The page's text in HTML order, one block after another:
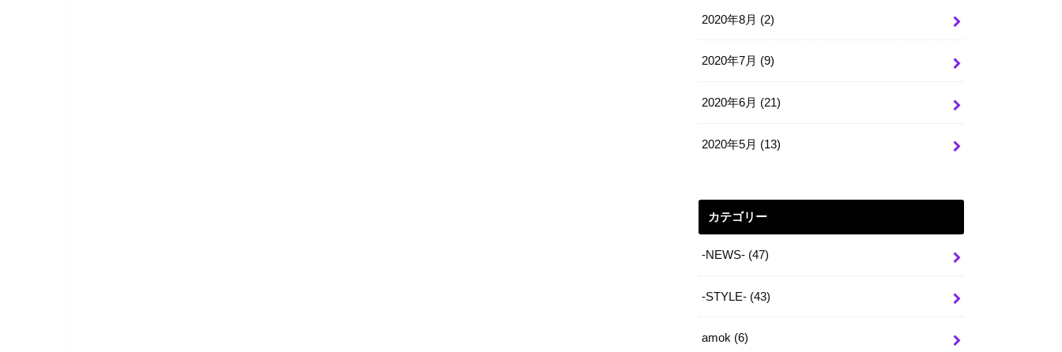
2020年8月 (2)
2020年7月 (9)
2020年6月 (21)
2020年5月 (13)
カテゴリー
-NEWS- (47)
-STYLE- (43)
amok (6)